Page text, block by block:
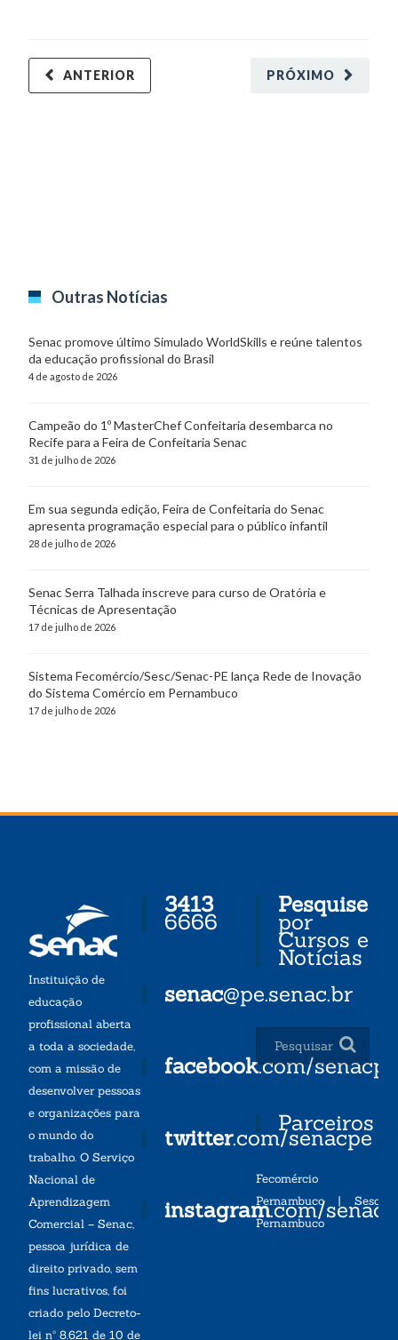
PRÓXIMO
ANTERIOR
Outras Notícias
Senac promove último Simulado WorldSkills e reúne talentos
da educação profissional do Brasil
4 de agosto de 2026
Campeão do 1º MasterChef Confeitaria desembarca no
Recife para a Feira de Confeitaria Senac
31 de julho de 2026
Em sua segunda edição, Feira de Confeitaria do Senac
apresenta programação especial para o público infantil
28 de julho de 2026
Senac Serra Talhada inscreve para curso de Oratória e
Técnicas de Apresentação
17 de julho de 2026
Sistema Fecomércio/Sesc/Senac-PE lança Rede de Inovação
do Sistema Comércio em Pernambuco
17 de julho de 2026
Instituição de
educação
profissional aberta
a toda a sociedade,
com a missão de
desenvolver pessoas
e organizações para
o mundo do
trabalho. O Serviço
Nacional de
Aprendizagem
Comercial – Senac,
pessoa jurídica de
direito privado, sem
fins lucrativos, foi
criado pelo Decreto-
lei nº 8.621 de 10 de
3413
6666
senac@pe.senac.br
facebook.com/senacpe
twitter.com/senacpe
instagram.com/
Pesquise
por
Cursos e
Notícias
Parceiros
Fecomércio
Pernambuco| Sesc
Pernambuco